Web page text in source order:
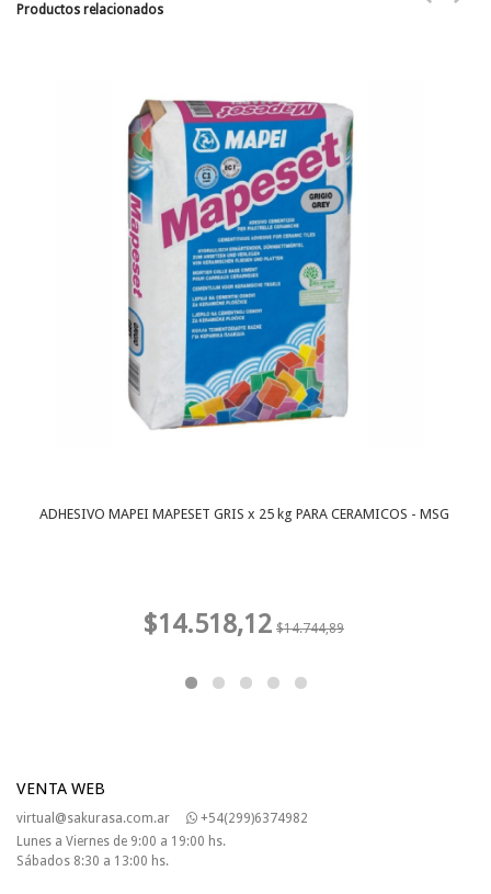
Productos relacionados
ADHESIVO MAPEI MAPESET GRIS x 25 kg PARA CERAMICOS - MSG
$14.518,12 $14.744,89
VENTA WEB
virtual@sakurasa.com.ar
+54(299)6374982
Lunes a Viernes de 9:00 a 19:00 hs.
Sábados 8:30 a 13:00 hs.